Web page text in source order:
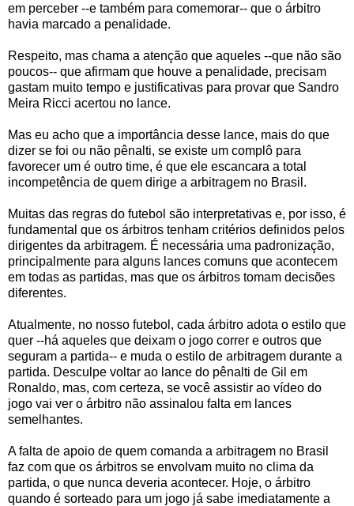
em perceber --e também para comemorar-- que o árbitro
havia marcado a penalidade.
Respeito, mas chama a atenção que aqueles --que não são
poucos-- que afirmam que houve a penalidade, precisam
gastam muito tempo e justificativas para provar que Sandro
Meira Ricci acertou no lance.
Mas eu acho que a importância desse lance, mais do que
dizer se foi ou não pênalti, se existe um complô para
favorecer um é outro time, é que ele escancara a total
incompetência de quem dirige a arbitragem no Brasil.
Muitas das regras do futebol são interpretativas e, por isso, é
fundamental que os árbitros tenham critérios definidos pelos
dirigentes da arbitragem. É necessária uma padronização,
principalmente para alguns lances comuns que acontecem
em todas as partidas, mas que os árbitros tomam decisões
diferentes.
Atualmente, no nosso futebol, cada árbitro adota o estilo que
quer --há aqueles que deixam o jogo correr e outros que
seguram a partida-- e muda o estilo de arbitragem durante a
partida. Desculpe voltar ao lance do pênalti de Gil em
Ronaldo, mas, com certeza, se você assistir ao vídeo do
jogo vai ver o árbitro não assinalou falta em lances
semelhantes.
A falta de apoio de quem comanda a arbitragem no Brasil
faz com que os árbitros se envolvam muito no clima da
partida, o que nunca deveria acontecer. Hoje, o árbitro
quando é sorteado para um jogo já sabe imediatamente a